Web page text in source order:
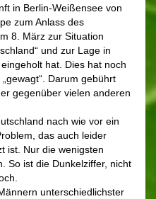
in Berlin-Weißensee von
zum Anlass des
8. März zur Situation
und zur Lage in
hat. Dies hat noch
Darum gebührt
gegenüber vielen anderen
nach wie vor ein
das auch leider
ist. Nur die wenigsten
So ist die Dunkelziffer, nicht
unterschiedlichster